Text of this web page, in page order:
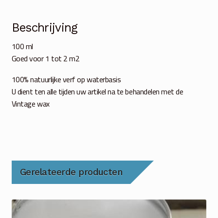
Beschrijving
100 ml
Goed voor 1 tot 2 m2
100% natuurlijke verf op waterbasis
U dient ten alle tijden uw artikel na te behandelen met de
Vintage wax
Gerelateerde producten